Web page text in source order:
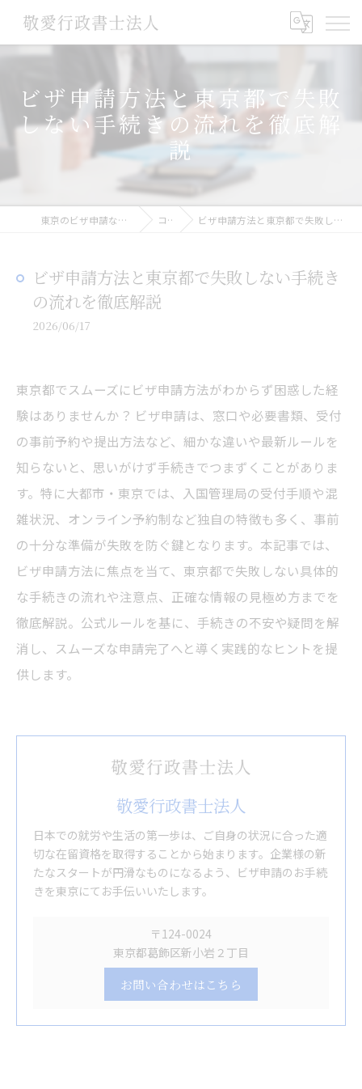
ビザ申請方法と東京都で失敗
しない手続きの流れを徹底解
説
東京のビザ申請なら敬愛行政書士法人 コラム ビザ申請方法と東京都で失敗しない手続きの流れを徹底解説
ビザ申請方法と東京都で失敗しない手続き
の流れを徹底解説
2026/06/17
東京都でスムーズにビザ申請方法がわからず困惑した経
験はありませんか？ ビザ申請は、窓口や必要書類、受付
の事前予約や提出方法など、細かな違いや最新ルールを
知らないと、思いがけず手続きでつまずくことがありま
す。特に大都市・東京では、入国管理局の受付手順や混
雑状況、オンライン予約制など独自の特徴も多く、事前
の十分な準備が失敗を防ぐ鍵となります。本記事では、
ビザ申請方法に焦点を当て、東京都で失敗しない具体的
な手続きの流れや注意点、正確な情報の見極め方までを
徹底解説。公式ルールを基に、手続きの不安や疑問を解
消し、スムーズな申請完了へと導く実践的なヒントを提
供します。
敬愛行政書士法人
日本での就労や生活の第一歩は、ご自身の状況に合った適
切な在留資格を取得することから始まります。企業様の新
たなスタートが円滑なものになるよう、ビザ申請のお手続
きを東京にてお手伝いいたします。
〒124-0024
東京都葛飾区新小岩２丁目
お問い合わせはこちら